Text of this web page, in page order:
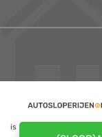
is een website van NoQ